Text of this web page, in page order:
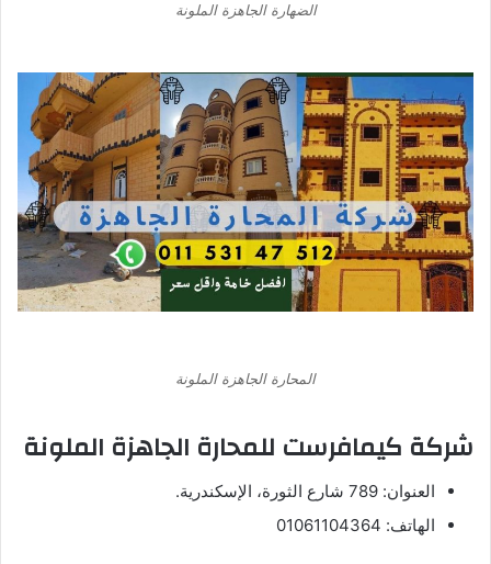
الضهارة الجاهزة الملونة
المحارة الجاهزة الملونة
شركة كيمافرست للمحارة الجاهزة الملونة
العنوان: 789 شارع الثورة، الإسكندرية.
الهاتف: 01061104364